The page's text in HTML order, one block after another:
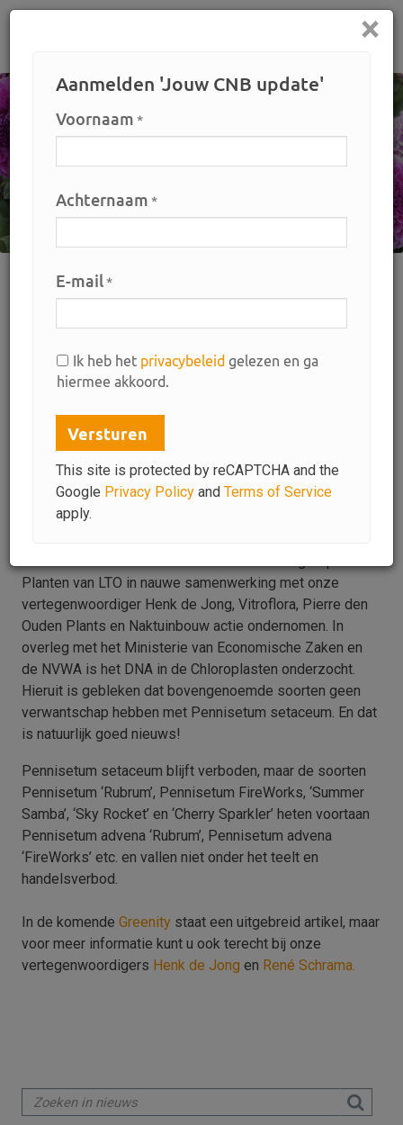
Pennisetum weer toegestaan voor teelt en handel!
teelt en handel!
Door verkeerde naamgeving dreigde de Pennisetum
setaceum ‘Rubrum’, Pennisetum setaceum
Sparkler’ verboden te worden vanwege de
regelgeving over Invasieve exoten.
Planten van LTO in nauwe samenwerking met onze
vertegenwoordiger Henk de Jong, Vitroflora, Pierre den
Ouden Plants en Naktuinbouw actie ondernomen. In
overleg met het Ministerie van Economische Zaken en
de NVWA is het DNA in de Chloroplasten onderzocht.
Hieruit is gebleken dat bovengenoemde soorten geen
verwantschap hebben met Pennisetum setaceum. En dat
is natuurlijk goed nieuws!
Pennisetum setaceum blijft verboden, maar de soorten
Pennisetum ‘Rubrum’, Pennisetum FireWorks, ‘Summer
Samba’, ‘Sky Rocket’ en ‘Cherry Sparkler’ heten voortaan
Pennisetum advena ‘Rubrum’, Pennisetum advena
‘FireWorks’ etc. en vallen niet onder het teelt en
handelsverbod.
In de komende Greenity staat een uitgebreid artikel, maar
voor meer informatie kunt u ook terecht bij onze
vertegenwoordigers Henk de Jong en René Schrama.
×
Aanmelden 'Jouw CNB update'
Voornaam *
Achternaam *
E-mail*
Ik heb het privacybeleid gelezen en ga
hiermee akkoord.
Versturen
This site is protected by reCAPTCHA and the
Google Privacy Policy and Terms of Service
apply.